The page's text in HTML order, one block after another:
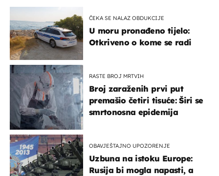
ČEKA SE NALAZ OBDUKCIJE
U moru pronađeno tijelo:
Otkriveno o kome se radi
RASTE BROJ MRTVIH
Broj zaraženih prvi put
premašio četiri tisuće: Širi se
smrtonosna epidemija
OBAVJEŠTAJNO UPOZORENJE
Uzbuna na istoku Europe:
Rusija bi mogla napasti, a